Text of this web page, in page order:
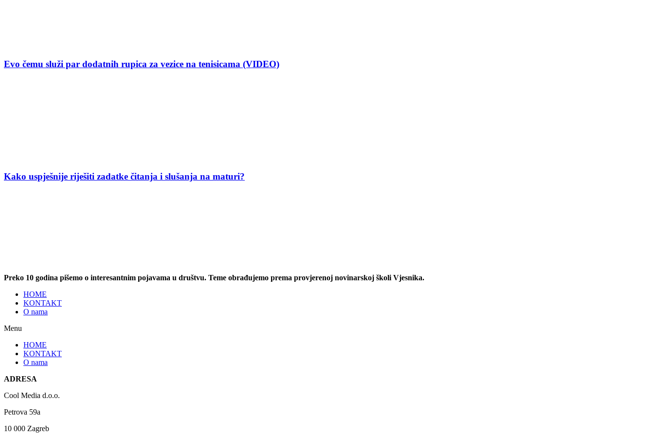
Evo čemu služi par dodatnih rupica za vezice na tenisicama (VIDEO)
Kako uspješnije riješiti zadatke čitanja i slušanja na maturi?
Preko 10 godina pišemo o interesantnim pojavama u društvu. Teme obrađujemo prema provjerenoj novinarskoj školi Vjesnika.
HOME
KONTAKT
O nama
Menu
HOME
KONTAKT
O nama
ADRESA
Cool Media d.o.o.
Petrova 59a
10 000 Zagreb